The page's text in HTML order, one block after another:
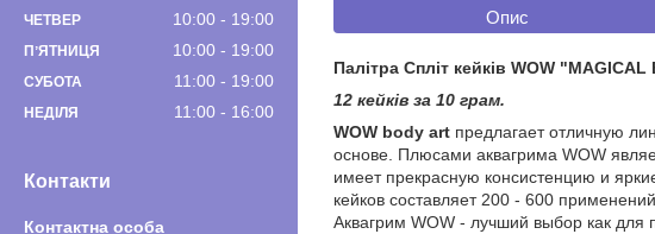
ЧЕТВЕР 10:00 19:00
ПʼЯТНИЦЯ 10:00 19:00
СУБОТА 11:00 19:00
НЕДІЛЯ 11:00 16:00
Контакти
Опис
Палітра Спліт кейків WOW "MAGICAL
12 кейків за 10 грам.
WOW body art предлагает отличную
основе. ​​​Плюсами аквагрима WOW
имеет прекрасную консистенцию и
кейков составляет 200 - 600
Аквагрим WOW - лучший выбор как для